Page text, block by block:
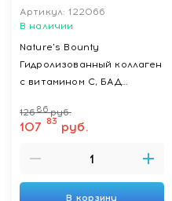
Артикул: 122066
В наличии
Nature's Bounty
Гидролизованный коллаген
с витамином С, БАД
12686 руб.
107 83 руб.
В корзину